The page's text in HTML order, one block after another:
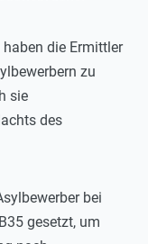
die Ermittler
zu
sie
des
bei
gesetzt, um